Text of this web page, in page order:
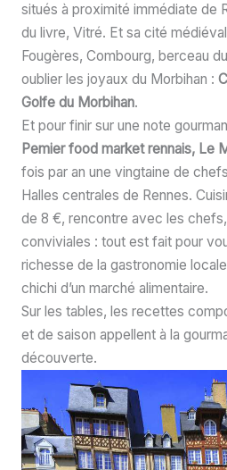
situés à proximité immédiate de
du livre, Vitré. Et sa cité
Fougères, Combourg, berceau
oublier les joyaux du Morbihan :
Golfe du Morbihan.
Et pour finir sur une note
Pemier food market rennais, Le
fois par an une vingtaine de
Halles centrales de Rennes.
de 8 €, rencontre avec les
conviviales : tout est fait pour
richesse de la gastronomie
chichi d’un marché alimentaire.
Sur les tables, les recettes
et de saison appellent à la
découverte.